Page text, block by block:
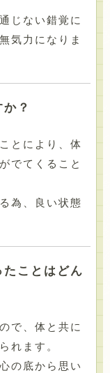
じない錯覚に
気力になりま
？
とにより、体
でてくること
為、良い状態
ことはどん
で、体と共に
れます。
の底から思い